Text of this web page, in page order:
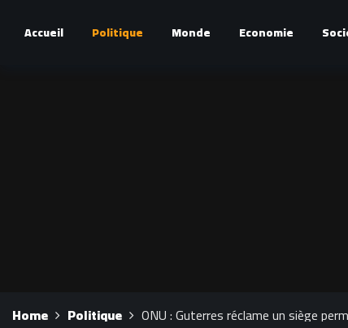
Accueil Politique Monde Economie
Home Politique ONU : Guterres réclame un siège